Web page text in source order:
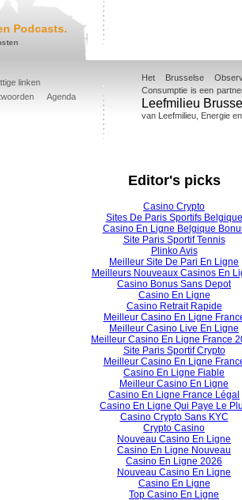
Podcasts.
linken
Agenda
Het Brusselse
Consumptie is een
Leefmilieu Brussel
van Leefmilieu, Energie
Editor's picks
Casino Crypto
Sites De Paris Sportifs Belgique
Casino En Ligne Belgique
Site Paris Sportif Tennis
Plinko Avis
Meilleur Site De Pari En Ligne
Meilleurs Nouveaux Casinos En
Casino Bonus Sans Depot
Casino En Ligne
Casino Retrait Rapide
Meilleur Casino En Ligne
Meilleur Casino Live En Ligne
Meilleur Casino En Ligne France
Site Paris Sportif Crypto
Meilleur Casino En Ligne
Casino En Ligne Fiable
Meilleur Casino En Ligne
Casino En Ligne France Légal
Casino En Ligne Qui Paye Le
Casino Crypto Sans KYC
Crypto Casino
Nouveau Casino En Ligne
Casino En Ligne Nouveau
Casino En Ligne 2026
Nouveau Casino En Ligne
Casino En Ligne
Top Casino En Ligne